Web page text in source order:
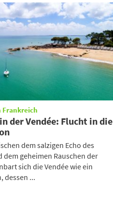
Frankreich
der Vendée: Flucht in die
dem salzigen Echo des
dem geheimen Rauschen der
sich die Vendée wie ein
dessen ...